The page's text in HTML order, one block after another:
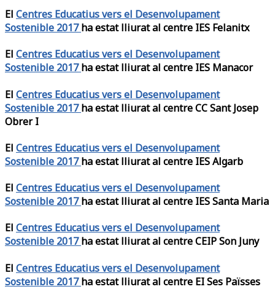
El Centres Educatius vers el Desenvolupament
Sostenible 2017ha estat lliurat al centre IES Felanitx
El Centres Educatius vers el Desenvolupament
Sostenible 2017ha estat lliurat al centre IES Manacor
El Centres Educatius vers el Desenvolupament
Sostenible 2017ha estat lliurat al centre CC Sant Josep
Obrer I
El Centres Educatius vers el Desenvolupament
Sostenible 2017ha estat lliurat al centre IES Algarb
El Centres Educatius vers el Desenvolupament
Sostenible 2017ha estat lliurat al centre IES Santa Maria
El Centres Educatius vers el Desenvolupament
Sostenible 2017ha estat lliurat al centre CEIP Son Juny
El Centres Educatius vers el Desenvolupament
Sostenible 2017ha estat lliurat al centre EI Ses Païsses